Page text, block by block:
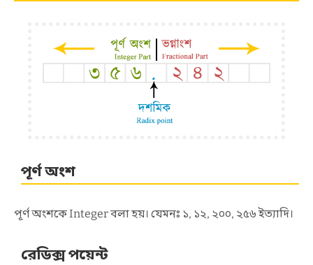
পূর্ণ অংশ
পূর্ণ অংশকে Integer বলা হয়। যেমনঃ ১, ১২, ২০০, ২৫৬ ইত্যাদি।
রেডিক্স পয়েন্ট